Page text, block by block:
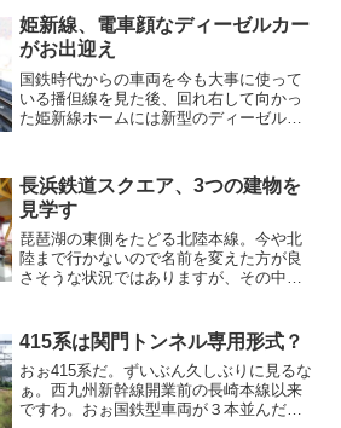
姫新線、電車顔なディーゼルカー
がお出迎え
国鉄時代からの車両を今も大事に使って
いる播但線を見た後、回れ右して向かっ
た姫新線ホームには新型のディーゼルカ
が。新快速や北陸で見たことがあるよう
なその顔立ち。自分的にはちょっと意外
な旅立ちとなりました。ここからしばし
前面展望旅となります。
長浜鉄道スクエア、3つの建物を
見学す
琵琶湖の東側をたどる北陸本線。今や北
陸まで行かないので名前を変えた方が良
さそうな状況ではありますが、その中で
す。長浜鉄道スクエア。３つの建物から
なる鉄道資料館です。
415系は関門トンネル専用形式？
おぉ415系だ。ずいぶん久しぶりに見るな
ぁ。西九州新幹線開業前の長崎本線以来
ですわ。おぉ国鉄型車両が３本並んだ。